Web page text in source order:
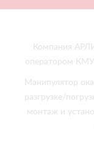
Компания
оператором КМУ
Манипулятор
разгрузке/
монтаж и